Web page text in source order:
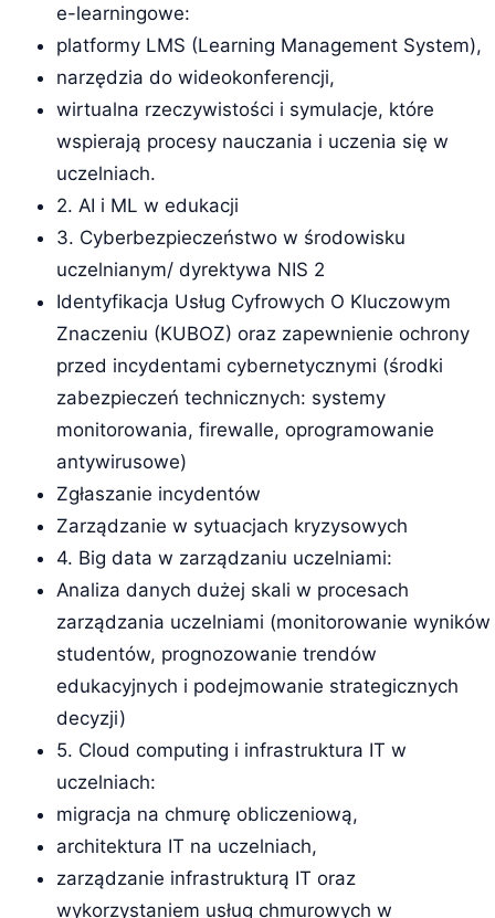
e-learningowe:
platformy LMS (Learning Management System),
narzędzia do wideokonferencji,
wirtualna rzeczywistości i symulacje, które
wspierają procesy nauczania i uczenia się w
uczelniach.
2. AI i ML w edukacji
3. Cyberbezpieczeństwo w środowisku
uczelnianym/ dyrektywa NIS 2
Identyfikacja Usług Cyfrowych O Kluczowym
Znaczeniu (KUBOZ) oraz zapewnienie ochrony
przed incydentami cybernetycznymi (środki
zabezpieczeń technicznych: systemy
monitorowania, firewalle, oprogramowanie
antywirusowe)
Zgłaszanie incydentów
Zarządzanie w sytuacjach kryzysowych
4. Big data w zarządzaniu uczelniami:
Analiza danych dużej skali w procesach
zarządzania uczelniami (monitorowanie wyników
studentów, prognozowanie trendów
edukacyjnych i podejmowanie strategicznych
decyzji)
5. Cloud computing i infrastruktura IT w
uczelniach:
migracja na chmurę obliczeniową,
architektura IT na uczelniach,
zarządzanie infrastrukturą IT oraz
wykorzystaniem usług chmurowych w